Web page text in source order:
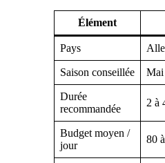
Élément
Pays
Saison conseillée Mai
Durée
recommandée
2 à
Budget moyen /
jour
80